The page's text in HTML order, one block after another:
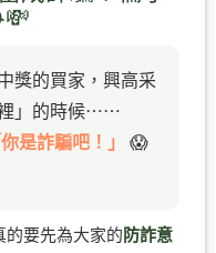
獎的買家，興高采
裡」的時候⋯⋯
你是詐騙吧！」
😱
的要先為大家的 防詐意